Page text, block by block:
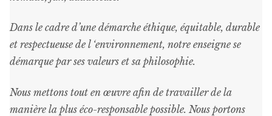
Dans le cadre d’une démarche éthique, équitable, durable
et respectueuse de l ‘environnement, notre enseigne se
démarque par ses valeurs et sa philosophie.
Nous mettons tout en œuvre afin de travailler de la
manière la plus éco-responsable possible. Nous portons